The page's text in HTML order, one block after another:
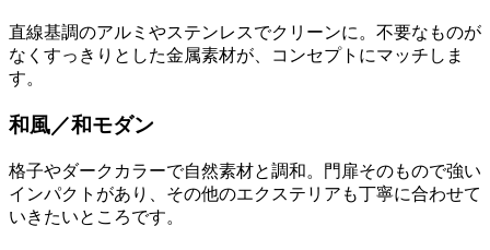
直線基調のアルミやステンレスでクリーンに。不要なものが
なくすっきりとした金属素材が、コンセプトにマッチしま
す。
和風／和モダン
格子やダークカラーで自然素材と調和。門扉そのもので強い
インパクトがあり、その他のエクステリアも丁寧に合わせて
いきたいところです。